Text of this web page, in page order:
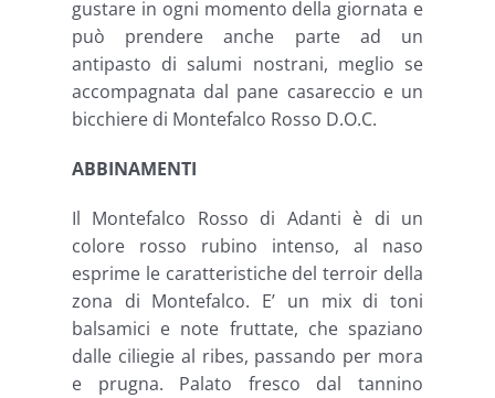
gustare in ogni momento della giornata e
può prendere anche parte ad un
antipasto di salumi nostrani, meglio se
accompagnata dal pane casareccio e un
bicchiere di Montefalco Rosso D.O.C.
ABBINAMENTI
Il Montefalco Rosso di Adanti è di un
colore rosso rubino intenso, al naso
esprime le caratteristiche del terroir della
zona di Montefalco. E’ un mix di toni
balsamici e note fruttate, che spaziano
dalle ciliegie al ribes, passando per mora
e prugna. Palato fresco dal tannino